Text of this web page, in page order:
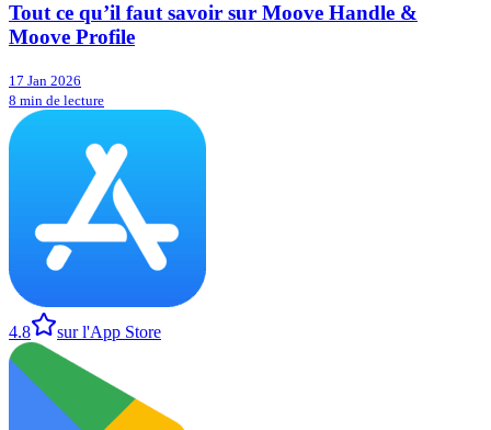
Tout ce qu’il faut savoir sur Moove Handle &
Moove Profile
17 Jan 2026
8 min de lecture
4.8 sur l'App Store